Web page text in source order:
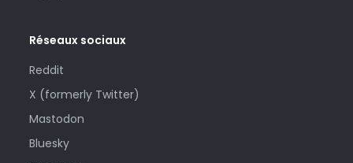
Réseaux sociaux
Reddit
X (formerly Twitter)
Mastodon
Bluesky